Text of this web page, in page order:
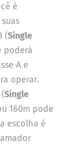
é
(Single
poderá
A e
operar.
Single
160m pode
escolha é